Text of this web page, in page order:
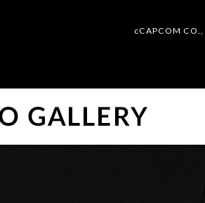
cCAPCOM CO.,